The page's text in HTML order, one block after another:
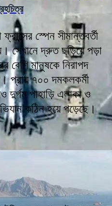
স্পেন সীমান্তবর্তী
সেখানে দ্রুত ছড়িয়ে পড়া
বেশি মানুষকে নিরাপদ
প্রায় ৭০০ দমকলকর্মী
দুর্গম পাহাড়ি এলাকা ও
কঠিন হয়ে পড়েছে।